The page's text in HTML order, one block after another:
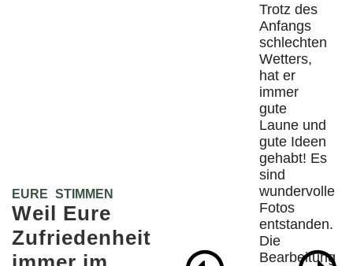
EURE STIMMEN
Weil Eure
Zufriedenheit
Trotz des
Anfangs
schlechten
Wetters,
hat er
immer
gute
Laune und
gute Ideen
gehabt! Es
sind
wundervolle
Fotos
entstanden.
Die
Bearbeitung